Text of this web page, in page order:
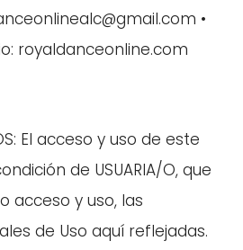
•
royaldanceonline.com
El acceso y uso de este
de USUARIA/O, que
acceso y uso, las
de Uso aquí reflejadas.